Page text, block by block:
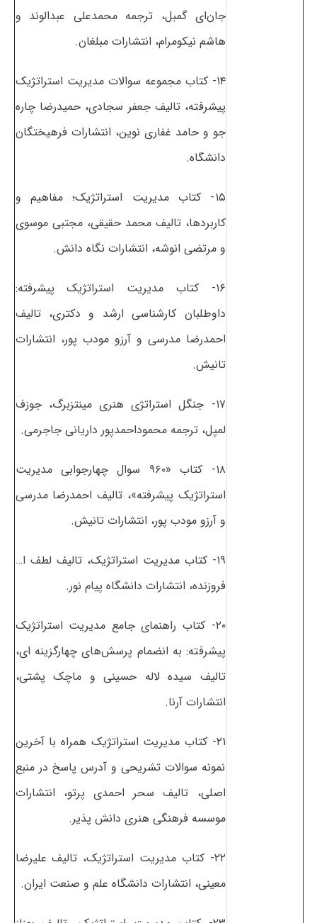
جان‌ای گمبل، ترجمه محمدعلی عبدالوند و
هاشم نیکومرام، انتشارات مبلغان.
۱۴- کتاب مجموعه سوالات مدیریت استراتژیک
پیشرفته، تالیف جعفر سجادی، حمیدرضا چاره
جو و حامد غفاری نوین، انتشارات فرهیختگان
دانشگاه.
۱۵- کتاب مدیریت استراتژیک؛ مفاهیم و
کاربردها، تالیف محمد حقیقی، مجتبی موسوی
و مرتضی انوشه، انتشارات نگاه دانش.
۱۶- کتاب مدیریت استراتژیک پیشرفته:
داوطلبان کارشناسی ارشد و دکتری، تالیف
احمدرضا مدرسی و آرزو مودب پور، انتشارات
تانیش.
۱۷- جنگل استراتژی هنری مینتزبرگ، جوزف
لمپل، ترجمه محموداحمدپور داریانی جاجرمی.
۱۸- کتاب «۹۶۰ سوال چهارجوابی مدیریت
استراتژیک پیشرفته»، تالیف احمدرضا مدرسی
و آرزو مودب پور، انتشارات تانیش.
۱۹- کتاب مدیریت استراتژیک، تالیف لطف ا…
فروزنده، انتشارات دانشگاه پیام نور.
۲۰- کتاب راهنمای جامع مدیریت استراتژیک
پیشرفته: به انضمام پرسش‌های چهارگزینه ای،
تالیف سیده لاله حسینی و ماچک پشتی،
انتشارات آرنا.
۲۱- کتاب مدیریت استراتژیک همراه با آخرین
نمونه سوالات تشریحی و آدرس پاسخ در منبع
اصلی، تالیف سحر احمدی پرتو، انتشارات
موسسه فرهنگی هنری دانش پذیر.
۲۲- کتاب مدیریت استراتژیک، تالیف علیرضا
معینی، انتشارات دانشگاه علم و صنعت ایران.